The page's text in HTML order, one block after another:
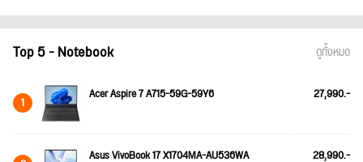
Top 5 - Notebook ดูทั้งหมด
1 Acer Aspire 7 A715-59G-59Y6 27,990.-
Asus VivoBook 17 X1704MA-AU536WA 28,990.-